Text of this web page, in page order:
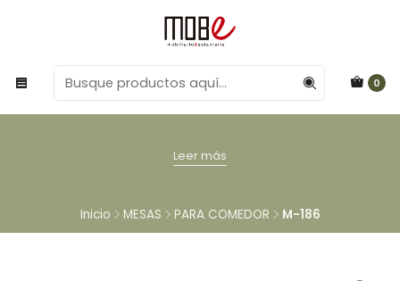
0
Leer más
Inicio MESAS PARA COMEDOR M-186